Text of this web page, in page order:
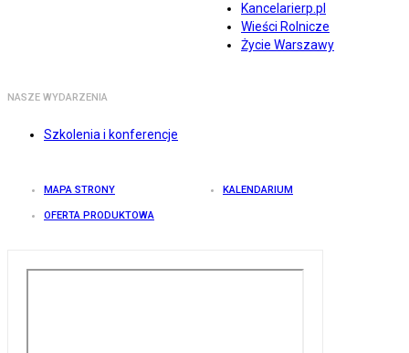
Kancelarierp.pl
Wieści Rolnicze
Życie Warszawy
NASZE WYDARZENIA
Szkolenia i konferencje
MAPA STRONY KALENDARIUM
OFERTA PRODUKTOWA